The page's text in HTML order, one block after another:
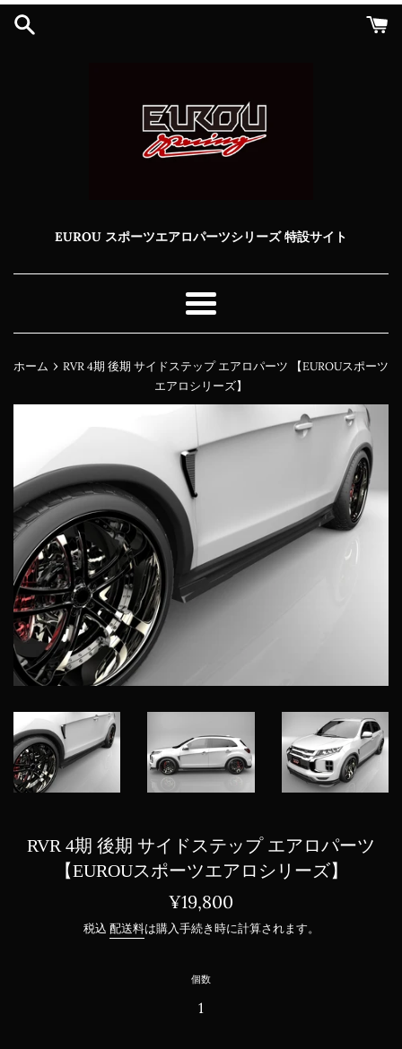
コ
EUROU スポーツエアロパーツシリーズ 特設サイト
メ
ニ
ー
ホーム › RVR 4期 後期 サイドステップ エアロパーツ 【EUROUスポーツ
エアロシリーズ】
RVR 4期 後期 サイドステップ エアロパーツ
【EUROUスポーツエアロシリーズ】
通
価
¥19,800
税込 配送料は購入手続き時に計算されます。
個数